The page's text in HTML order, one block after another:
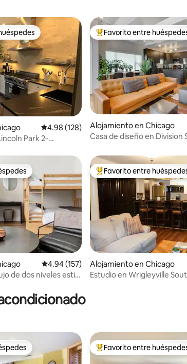
107 reseñas
preferido
Calificación promedio: 4.98 de 5, 128
4.98 (128)
Park 2-
Favorito entre huéspedes
Favorito entre
Alojamiento en Chicago
Casa de diseño en Division
reseñas
Calificación promedio: 4.94 de 5, 157
4.94 (157)
de dos niveles estilo
Favorito entre huéspedes
Favorito entre
Alojamiento en Chicago
Estudio en Wrigleyville
Favorito entre huéspedes
Favorito entre